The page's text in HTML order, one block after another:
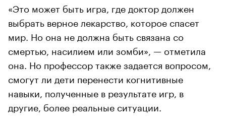
«Это может быть игра, где доктор должен
выбрать верное лекарство, которое спасет
мир. Но она не должна быть связана со
смертью, насилием или зомби», — отметила
она. Но профессор также задается вопросом,
смогут ли дети перенести когнитивные
навыки, полученные в результате игр, в
другие, более реальные ситуации.